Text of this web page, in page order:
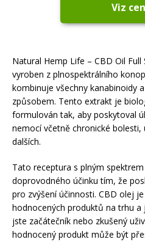
Viz
Natural Hemp Life – CBD Oil
vyroben z plnospektrálního
kombinuje všechny kanabinoidy
způsobem. Tento extrakt je
formulován tak, aby poskytoval
nemocí včetně chronické
dalších.
Tato receptura s plným
doprovodného účinku tím, že
pro zvýšení účinnosti. CBD olej
hodnocených produktů na trhu a
jste začátečník nebo zkušený
hodnocený produkt může být